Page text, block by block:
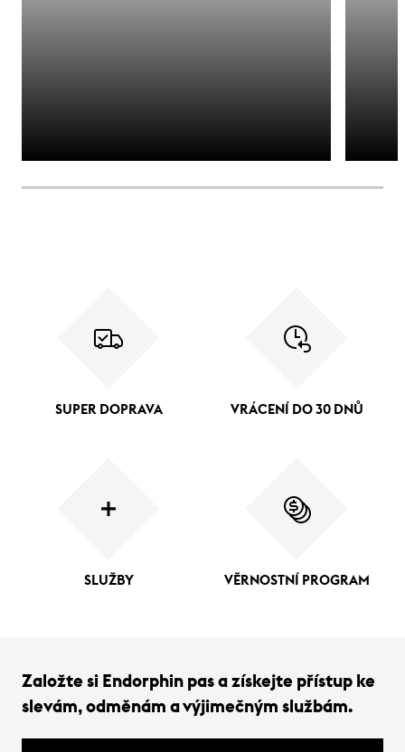
SUPER DOPRAVA VRÁCENÍ DO 30 DNŮ
SLUŽBY VĚRNOSTNÍ PROGRAM
Založte si Endorphin pas a získejte přístup ke
slevám, odměnám a výjimečným službám.